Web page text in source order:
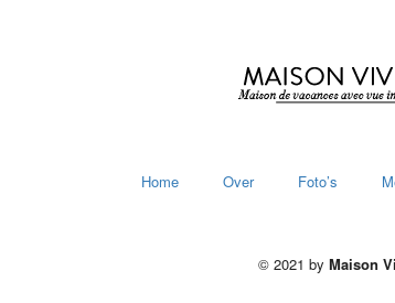
Home Over Foto’s
© 2021 by Maison